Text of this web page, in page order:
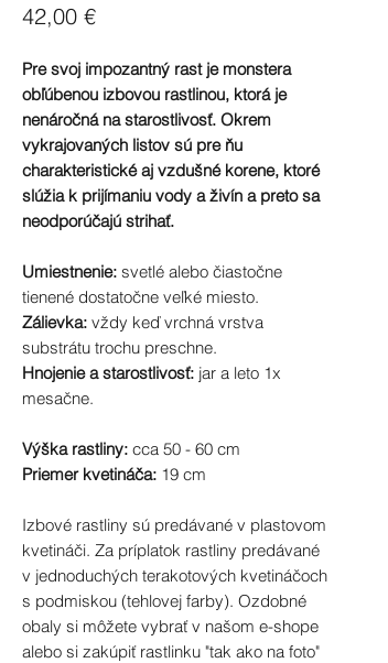
42,00 €Cena
Pre svoj impozantný rast je monstera
obľúbenou izbovou rastlinou, ktorá je
nenáročná na starostlivosť. Okrem
vykrajovaných listov sú pre ňu
charakteristické aj vzdušné korene, ktoré
slúžia k prijímaniu vody a živín a preto sa
neodporúčajú strihať.
Umiestnenie: svetlé alebo čiastočne
tienené dostatočne veľké miesto.
Zálievka: vždy keď vrchná vrstva
substrátu trochu preschne.
Hnojenie a starostlivosť: jar a leto 1x
mesačne.
Výška rastliny: cca 50 - 60 cm
Priemer kvetináča: 19 cm
Izbové rastliny sú predávané v plastovom
kvetináči. Za príplatok rastliny predávané
v jednoduchých terakotových kvetináčoch
s podmiskou (tehlovej farby). Ozdobné
obaly si môžete vybrať v našom e-shope
alebo si zakúpiť rastlinku "tak ako na foto"